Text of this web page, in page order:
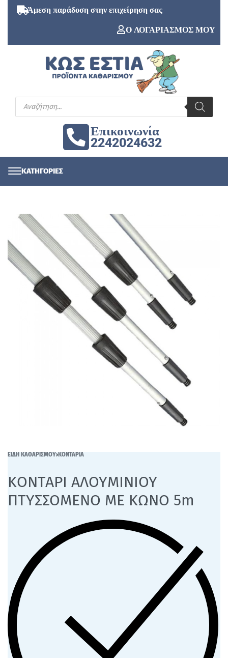
Άμεση παράδοση στην επιχείρηση σας
Ο ΛΟΓΑΡΙΑΣΜΟΣ ΜΟΥ
Επικοινωνία
2242024632
ΕΙΔΗ ΚΑΘΑΡΙΣΜΟΥ›ΚΟΝΤΑΡΙΑ
ΚΟΝΤΑΡΙ ΑΛΟΥΜΙΝΙΟΥ
ΠΤΥΣΣΟΜΕΝΟ ΜΕ ΚΩΝΟ 5m